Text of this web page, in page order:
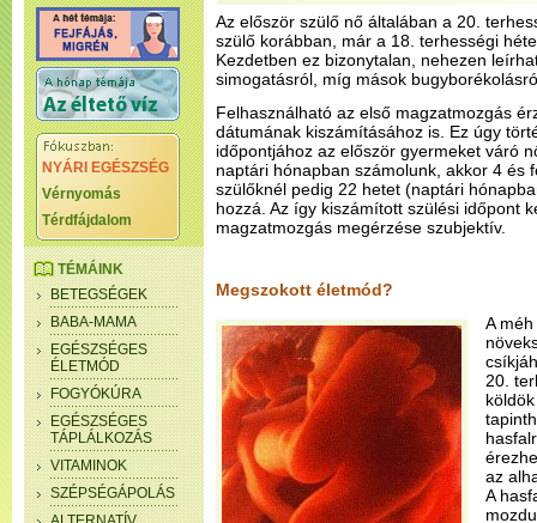
NYÁRI EGÉSZSÉG
Vérnyomás
Térdfájdalom
TÉMÁINK
BETEGSÉGEK
BABA-MAMA
EGÉSZSÉGES
ÉLETMÓD
FOGYÓKÚRA
EGÉSZSÉGES
TÁPLÁLKOZÁS
VITAMINOK
SZÉPSÉGÁPOLÁS
Az először szülő nő általában a 20.
szülő korábban, már a 18. terhességi
Kezdetben ez bizonytalan, nehezen
simogatásról, míg mások
Felhasználható az első magzatmozgás
dátumának kiszámításához is. Ez úgy
időpontjához az először gyermeket váró
naptári hónapban számolunk, akkor 4 és
szülőknél pedig 22 hetet (naptári
hozzá. Az így kiszámított szülési időpont
magzatmozgás megérzése szubjektív.
Megszokott életmód?
A
20.
az
A